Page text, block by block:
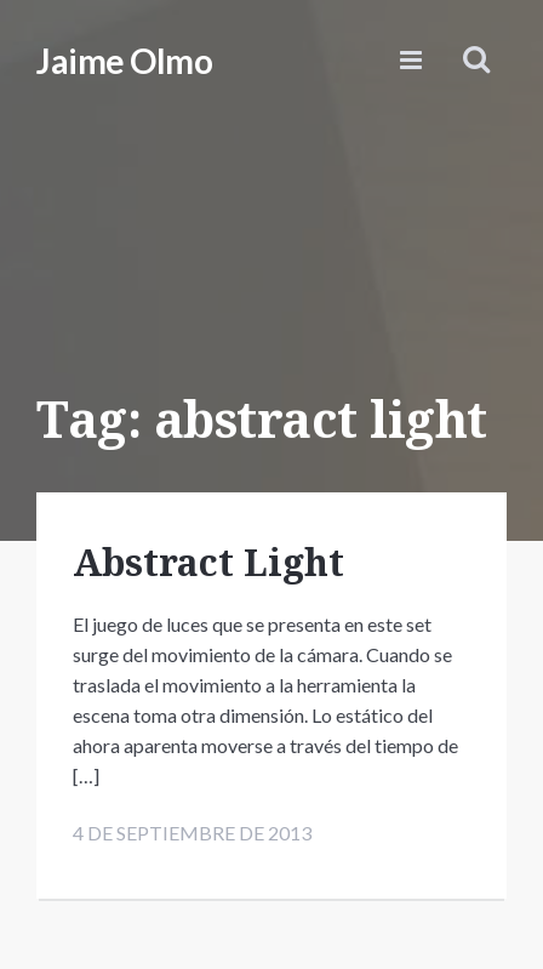
Jaime Olmo
Tag: abstract light
Abstract Light
El juego de luces que se presenta en este set
surge del movimiento de la cámara. Cuando se
traslada el movimiento a la herramienta la
escena toma otra dimensión. Lo estático del
ahora aparenta moverse a través del tiempo de
[…]
4 DE SEPTIEMBRE DE 2013